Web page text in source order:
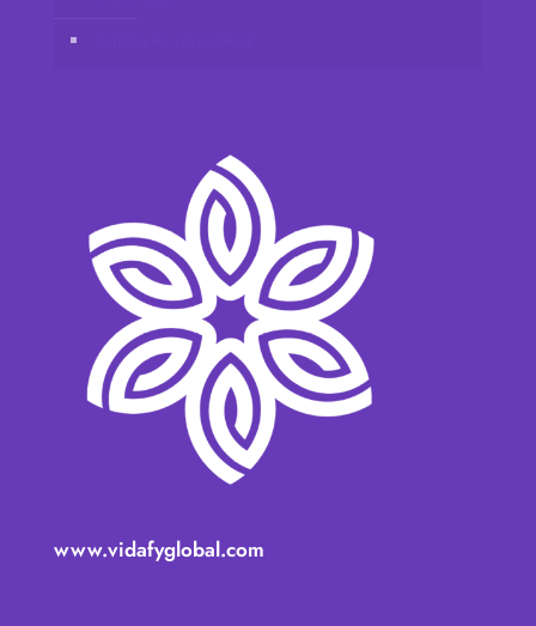
www.vidafyglobal.com